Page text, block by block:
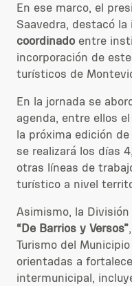
En ese marco, el
Saavedra, destacó
coordinado entre
incorporación de
turísticos de
En la jornada se
agenda, entre ellos
la próxima edición de
se realizará los días
otras líneas de
turístico a nivel
Asimismo, la
“De Barrios y Versos”
Turismo del
orientadas a
intermunicipal,